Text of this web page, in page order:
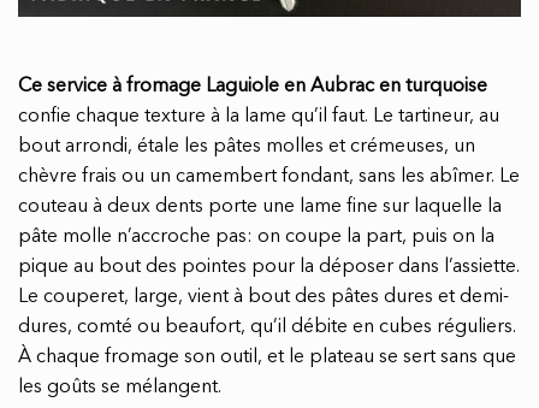
Ce service à fromage Laguiole en Aubrac en turquoise
confie chaque texture à la lame qu’il faut. Le tartineur, au
bout arrondi, étale les pâtes molles et crémeuses, un
chèvre frais ou un camembert fondant, sans les abîmer. Le
couteau à deux dents porte une lame fine sur laquelle la
pâte molle n’accroche pas: on coupe la part, puis on la
pique au bout des pointes pour la déposer dans l’assiette.
Le couperet, large, vient à bout des pâtes dures et demi-
dures, comté ou beaufort, qu’il débite en cubes réguliers.
À chaque fromage son outil, et le plateau se sert sans que
les goûts se mélangent.